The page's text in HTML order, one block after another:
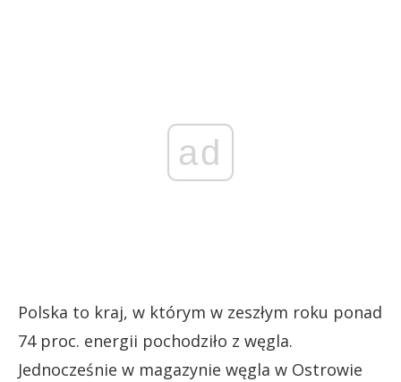
ad
Polska to kraj, w którym w zeszłym roku ponad
74 proc. energii pochodziło z węgla.
Jednocześnie w magazynie węgla w Ostrowie